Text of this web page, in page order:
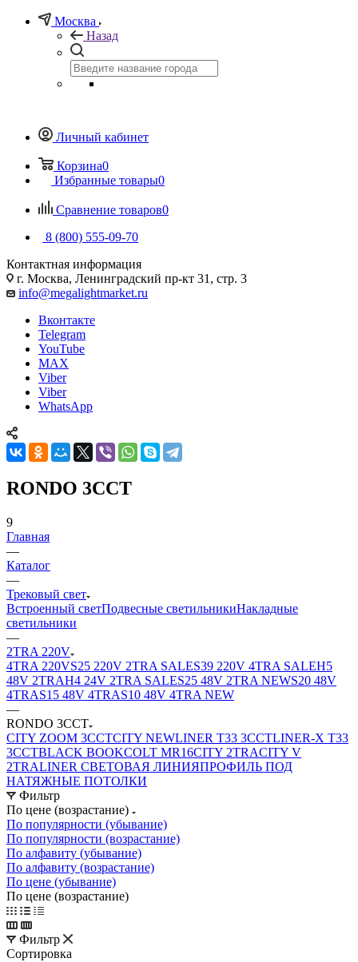
Москва
Назад
Личный кабинет
Корзина0
Избранные товары0
Сравнение товаров0
8 (800) 555-09-70
Контактная информация
г. Москва, Ленинградский пр-кт 31, стр. 3
info@megalightmarket.ru
Вконтакте
Telegram
YouTube
MAX
Viber
Viber
WhatsApp
RONDO 3CCT
9
Главная
—
Каталог
—
Трековый свет
Встроенный светПодвесные светильникиНакладные
светильники
—
2TRA 220V
4TRA 220VS25 220V 2TRA SALES39 220V 4TRA SALEH5
48V 2TRAH4 24V 2TRA SALES25 48V 2TRA NEWS20 48V
4TRAS15 48V 4TRAS10 48V 4TRA NEW
—
RONDO 3CCT
CITY ZOOM 3CCTCITY NEWLINER T33 3CCTLINER-X T33
3CCTBLACK BOOKCOLT MR16CITY 2TRACITY V
2TRALINER СВЕТОВАЯ ЛИНИЯПРОФИЛЬ ПОД
НАТЯЖНЫЕ ПОТОЛКИ
Фильтр
По цене (возрастание)
По популярности (убывание)
По популярности (возрастание)
По алфавиту (убывание)
По алфавиту (возрастание)
По цене (убывание)
По цене (возрастание)
Фильтр
Сортировка